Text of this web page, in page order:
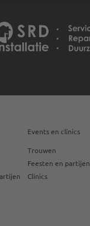
Events en clinics
Trouwen
Feesten en partijen
Clinics